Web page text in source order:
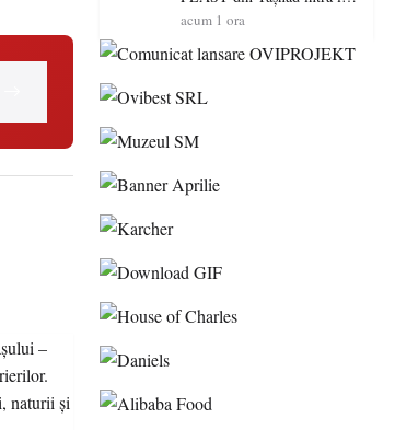
etapa de încadrare pentru
acum 1 ora